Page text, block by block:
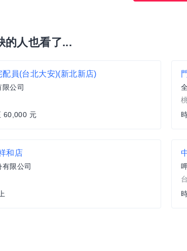
的人也看了...
配員(台北大安)(新北新店)
公司
60,000 元
和店
限公司